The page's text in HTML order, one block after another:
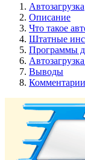
Автозагрузка
Описание
Что такое
Штатные
Программы
Выводы
Комментарии